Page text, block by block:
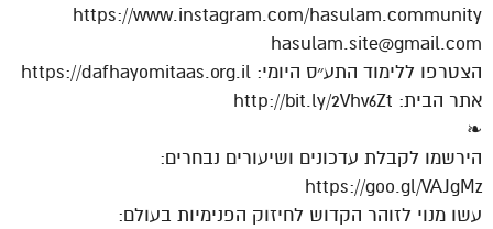
https://www.instagram.com/hasulam.community
hasulam.site@gmail.com
הצטרפו ללימוד התע״ס היומי: https://dafhayomitaas.org.il
אתר הבית: http://bit.ly/2Vhv6Zt
❧
הירשמו לקבלת עדכונים ושיעורים נבחרים:
https://goo.gl/VAJgMz
עשו מנוי לזוהר הקדוש לחיזוק הפנימיות בעולם: